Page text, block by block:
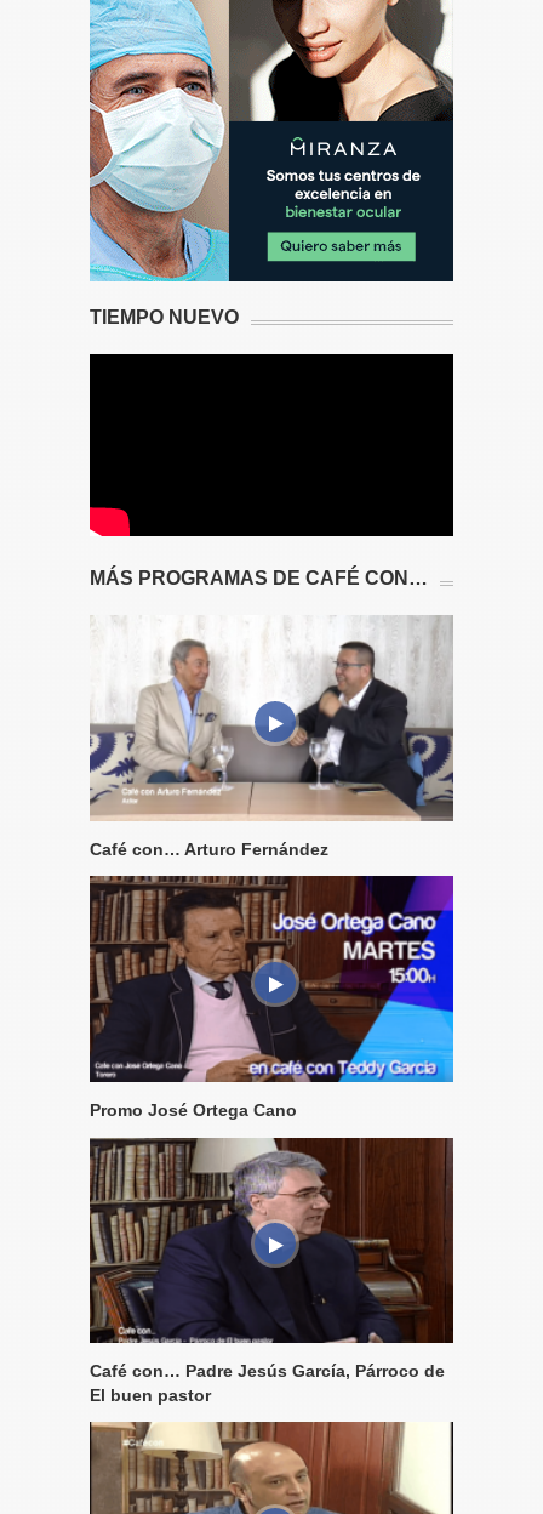
TIEMPO NUEVO
MÁS PROGRAMAS DE CAFÉ CON…
Café con… Arturo Fernández
Promo José Ortega Cano
Café con… Padre Jesús García, Párroco de
El buen pastor